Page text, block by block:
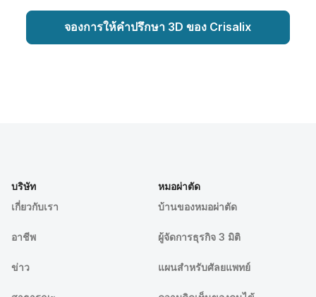
จองการให้คำปรึกษา 3D ของ Crisalix
บริษัท
เกี่ยวกับเรา
อาชีพ
ข่าว
หมอผ่าตัด
บ้านของหมอผ่าตัด
ผู้จัดการธุรกิจ 3 มิติ
แผนสำหรับศัลยแพทย์